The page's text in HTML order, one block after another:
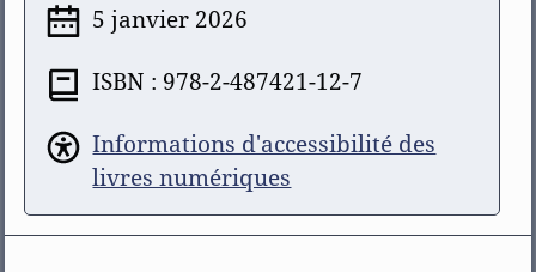
5 janvier 2026
ISBN : 978-2-487421-12-7
Informations d'accessibilité des
livres numériques